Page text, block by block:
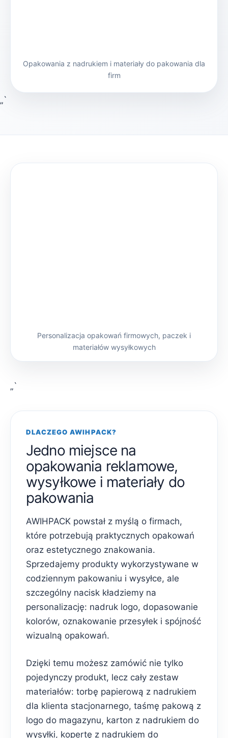
Opakowania z nadrukiem i materiały do pakowania dla
firm
„`
Personalizacja opakowań firmowych, paczek i
materiałów wysyłkowych
„`
DLACZEGO AWIHPACK?
Jedno miejsce na
opakowania reklamowe,
wysyłkowe i materiały do
pakowania
AWIHPACK powstał z myślą o firmach,
które potrzebują praktycznych opakowań
oraz estetycznego znakowania.
Sprzedajemy produkty wykorzystywane w
codziennym pakowaniu i wysyłce, ale
szczególny nacisk kładziemy na
personalizację: nadruk logo, dopasowanie
kolorów, oznakowanie przesyłek i spójność
wizualną opakowań.
Dzięki temu możesz zamówić nie tylko
pojedynczy produkt, lecz cały zestaw
materiałów: torbę papierową z nadrukiem
dla klienta stacjonarnego, taśmę pakową z
logo do magazynu, karton z nadrukiem do
wysyłki, kopertę z nadrukiem do